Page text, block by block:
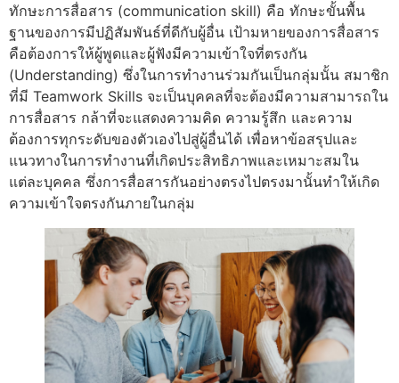
ทักษะการสื่อสาร (communication skill) คือ ทักษะขั้นพื้น
ฐานของการมีปฏิสัมพันธ์ที่ดีกับผู้อื่น เป้ามหายของการสื่อสาร
คือต้องการให้ผู้พูดและผู้ฟังมีความเข้าใจที่ตรงกัน
(Understanding) ซึ่งในการทำงานร่วมกันเป็นกลุ่มนั้น สมาชิก
ที่มี Teamwork Skills จะเป็นบุคคลที่จะต้องมีความสามารถใน
การสื่อสาร กล้าที่จะแสดงความคิด ความรู้สึก และความ
ต้องการทุกระดับของตัวเองไปสู่ผู้อื่นได้ เพื่อหาข้อสรุปและ
แนวทางในการทำงานที่เกิดประสิทธิภาพและเหมาะสมใน
แต่ละบุคคล ซึ่งการสื่อสารกันอย่างตรงไปตรงมานั้นทำให้เกิด
ความเข้าใจตรงกันภายในกลุ่ม